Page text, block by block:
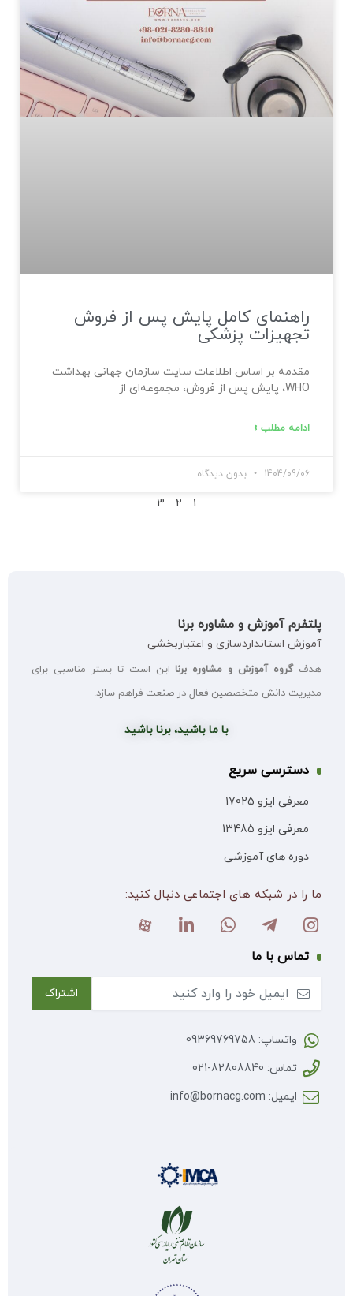
راهنمای کامل پایش پس از فروش
تجهیزات پزشکی
مقدمه بر اساس اطلاعات سایت سازمان جهانی بهداشت
WHO، پایش پس از فروش، مجموعه‌ای از
ادامه مطلب »
1404/09/06 بدون دیدگاه
1
2
3
پلتفرم آموزش و مشاوره برنا
آموزش استانداردسازی و اعتباربخشی
هدفگروه آموزش و مشاوره برنا این است تا بستر مناسبی برای
مدیریت دانش متخصصین فعال در صنعت فراهم سازد.
با ما باشید، برنا باشید
دسترسی سریع
معرفی ایزو 17025
معرفی ایزو 13485
دوره های آموزشی
ما را در شبکه های اجتماعی دنبال کنید:
تماس با ما
واتساپ: 09369769758
تماس: 82808840-021
ایمیل: info@bornacg.com